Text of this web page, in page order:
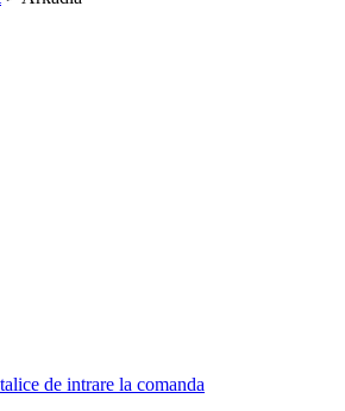
de intrare la comanda